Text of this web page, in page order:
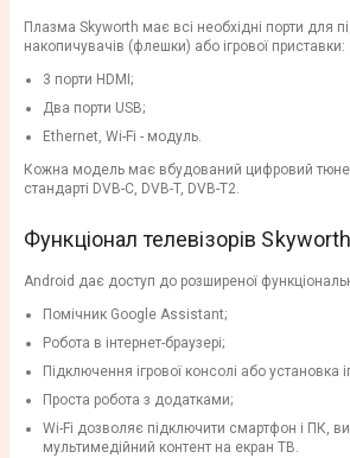
Плазма Skyworth має всі необхідні порти для
накопичувачів (флешки) або ігрової приставки:
3 порти HDMI;
Два порти USB;
Ethernet, Wi-Fi - модуль.
Кожна модель має вбудований цифровий
стандарті DVB-C, DVB-T, DVB-T2.
Функціонал телевізорів Skyworth
Android дає доступ до розширеної
Помічник Google Assistant;
Робота в інтернет-браузері;
Підключення ігрової консолі або установка
Проста робота з додатками;
Wi-Fi дозволяє підключити смартфон і ПК,
мультимедійний контент на екран ТВ.